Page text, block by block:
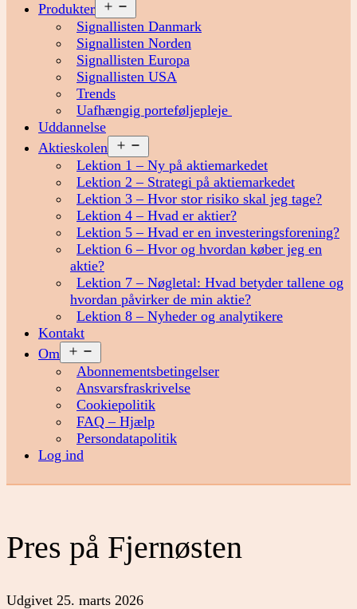
Produkter
menu
Signallisten Danmark
Signallisten Norden
Signallisten Europa
Signallisten USA
Trends
Uafhængig porteføljepleje
Uddannelse
Aktieskolen
menu
Lektion 1 – Ny på aktiemarkedet
Lektion 2 – Strategi på aktiemarkedet
Lektion 3 – Hvor stor risiko skal jeg tage?
Lektion 4 – Hvad er aktier?
Lektion 5 – Hvad er en investeringsforening?
Lektion 6 – Hvor og hvordan køber jeg en
aktie?
Lektion 7 – Nøgletal: Hvad betyder tallene og
hvordan påvirker de min aktie?
Lektion 8 – Nyheder og analytikere
Kontakt
Om
menu
Abonnementsbetingelser
Ansvarsfraskrivelse
Cookiepolitik
FAQ – Hjælp
Persondatapolitik
Log ind
Pres på Fjernøsten
Udgivet 25. marts 2026